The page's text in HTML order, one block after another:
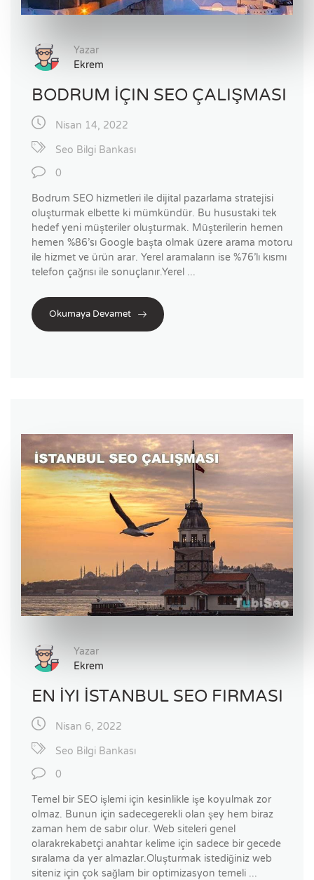
Yazar
Ekrem
BODRUM İÇIN SEO ÇALIŞMASI
Nisan 14, 2022
Seo Bilgi Bankası
0
Bodrum SEO hizmetleri ile dijital pazarlama stratejisi
oluşturmak elbette ki mümkündür. Bu husustaki tek
hedef yeni müşteriler oluşturmak. Müşterilerin hemen
hemen %86’sı Google başta olmak üzere arama motoru
ile hizmet ve ürün arar. Yerel aramaların ise %76’lı kısmı
telefon çağrısı ile sonuçlanır.Yerel ...
Okumaya Devamet
Yazar
Ekrem
EN İYI İSTANBUL SEO FIRMASI
Nisan 6, 2022
Seo Bilgi Bankası
0
Temel bir SEO işlemi için kesinlikle işe koyulmak zor
olmaz. Bunun için sadecegerekli olan şey hem biraz
zaman hem de sabır olur. Web siteleri genel
olarakrekabetçi anahtar kelime için sadece bir gecede
sıralama da yer almazlar.Oluşturmak istediğiniz web
siteniz için çok sağlam bir optimizasyon temeli ...